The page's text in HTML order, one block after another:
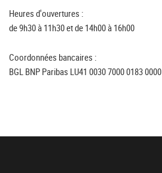
Heures d'ouvertures :
de 9h30 à 11h30 et de 14h00 à 16h00
Coordonnées bancaires :
BGL BNP Paribas LU41 0030 7000 0183 0000